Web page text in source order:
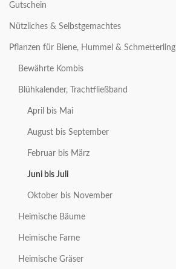
Gutschein
Nützliches & Selbstgemachtes
Pflanzen für Biene, Hummel & Schmetterling
Bewährte Kombis
Blühkalender, Trachtfließband
April bis Mai
August bis September
Februar bis März
Juni bis Juli
Oktober bis November
Heimische Bäume
Heimische Farne
Heimische Gräser